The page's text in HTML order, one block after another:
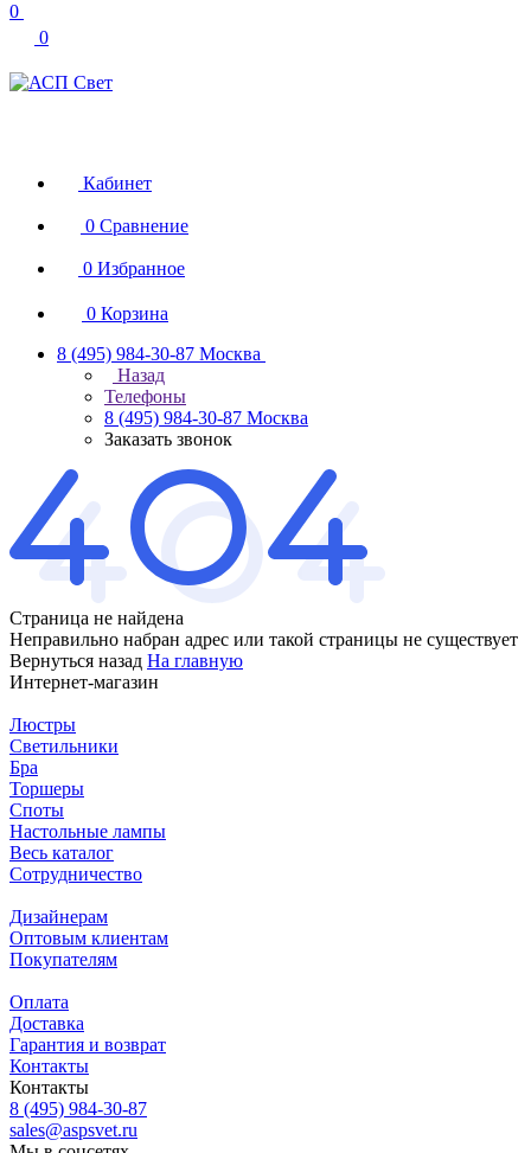
0
0
Кабинет
0 Сравнение
0 Избранное
0 Корзина
8 (495) 984-30-87 Москва
Назад
Телефоны
8 (495) 984-30-87 Москва
Заказать звонок
Страница не найдена
Неправильно набран адрес или такой страницы не существует
Вернуться назад На главную
Интернет-магазин
Люстры
Светильники
Бра
Торшеры
Споты
Настольные лампы
Весь каталог
Сотрудничество
Дизайнерам
Оптовым клиентам
Покупателям
Оплата
Доставка
Гарантия и возврат
Контакты
Контакты
8 (495) 984-30-87
sales@aspsvet.ru